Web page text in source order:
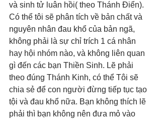
và sinh tử luân hồi( theo Thánh Điển).
Có thể tôi sẽ phân tích về bản chất và
nguyên nhân đau khổ của bản ngã,
không phải là sự chỉ trích 1 cá nhân
hay hội nhóm nào, và không liên quan
gì đến các bạn Thiền Sinh. Lẽ phải
theo đúng Thánh Kinh, có thể Tôi sẽ
chia sẻ để con người đừng tiếp tục tạo
tội và đau khổ nữa. Bạn không thích lẽ
phải thì bạn không nên đưa mỏ vào